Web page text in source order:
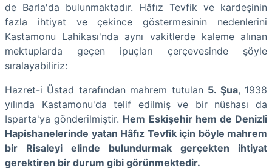
de Barla'da bulunmaktadır. Hâfız Tevfik ve kardeşinin
fazla ihtiyat ve çekince göstermesinin nedenlerini
Kastamonu Lahikası'nda aynı vakitlerde kaleme alınan
mektuplarda geçen ipuçları çerçevesinde şöyle
sıralayabiliriz:
Hazret-i Üstad tarafından mahrem tutulan 5. Şua, 1938
yılında Kastamonu'da telif edilmiş ve bir nüshası da
Isparta'ya gönderilmiştir. Hem Eskişehir hem de Denizli
Hapishanelerinde yatan Hâfız Tevfik için böyle mahrem
bir Risaleyi elinde bulundurmak gerçekten ihtiyat
gerektiren bir durum gibi görünmektedir.